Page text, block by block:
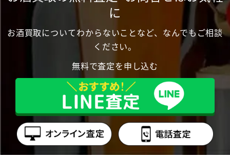
に
お酒買取についてわからないことなど、なんでもご相談
ください。
無料で査定を申し込む